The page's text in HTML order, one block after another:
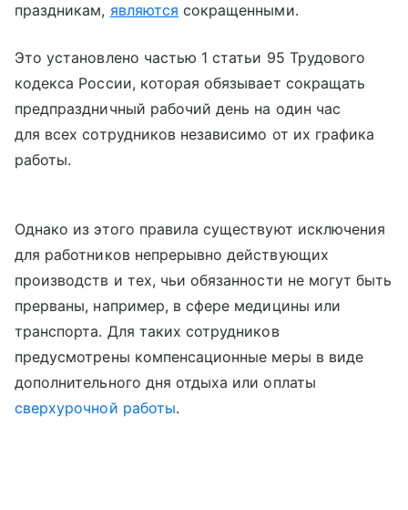
праздникам, являются сокращенными.
Это установлено частью 1 статьи 95 Трудового
кодекса России, которая обязывает сокращать
предпраздничный рабочий день на один час
для всех сотрудников независимо от их графика
работы.
Однако из этого правила существуют исключения
для работников непрерывно действующих
производств и тех, чьи обязанности не могут быть
прерваны, например, в сфере медицины или
транспорта. Для таких сотрудников
предусмотрены компенсационные меры в виде
дополнительного дня отдыха или оплаты
сверхурочной работы.